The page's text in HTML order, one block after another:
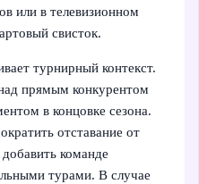
или в телевизионном
свисток.
турнирный контекст.
прямым конкурентом
в концовке сезона.
отставание от
команде
турами. В случае